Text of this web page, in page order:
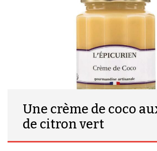
Une crème de coco
de citron vert